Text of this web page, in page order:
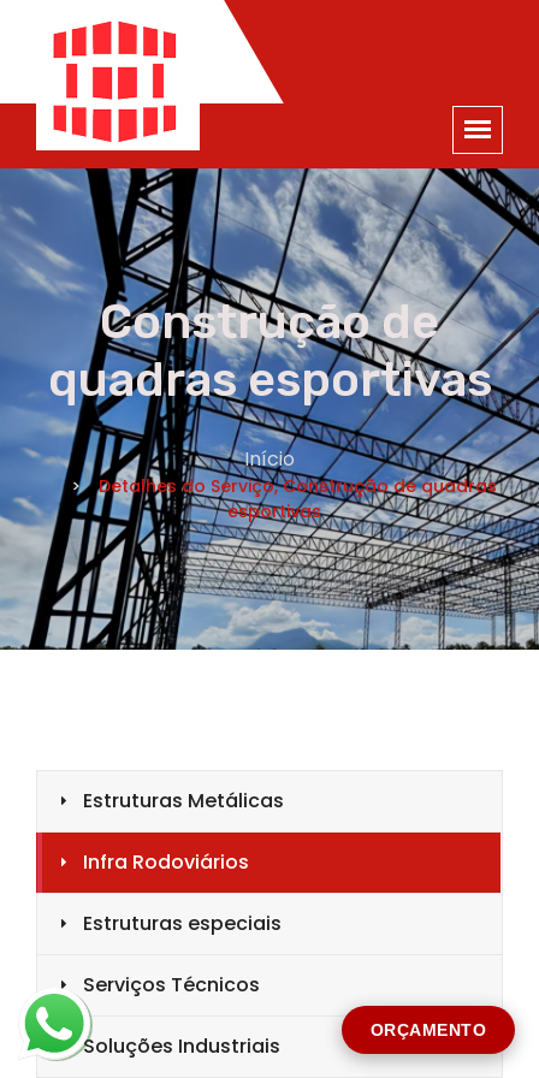
ORÇAMENTO
×
ORÇAMENTO
NOME *
E-MAIL *
TELEFONE *
CIDADE *
MENSAGEM *
Solicitar Orçamento